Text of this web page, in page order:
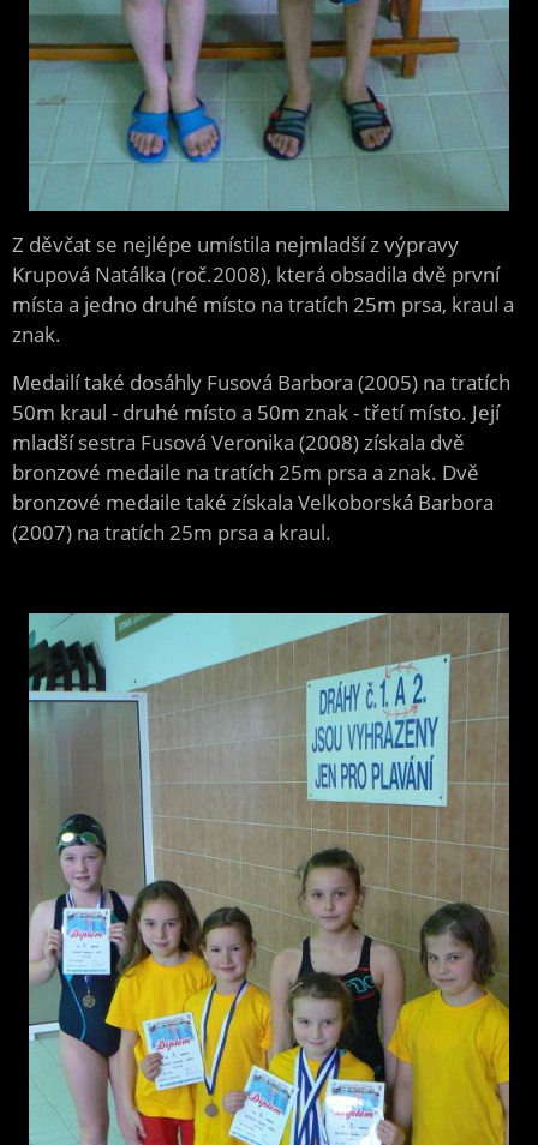
Z děvčat se nejlépe umístila nejmladší z výpravy
Krupová Natálka (roč.2008), která obsadila dvě první
místa a jedno druhé místo na tratích 25m prsa, kraul a
znak.
Medailí také dosáhly Fusová Barbora (2005) na tratích
50m kraul - druhé místo a 50m znak - třetí místo. Její
mladší sestra Fusová Veronika (2008) získala dvě
bronzové medaile na tratích 25m prsa a znak. Dvě
bronzové medaile také získala Velkoborská Barbora
(2007) na tratích 25m prsa a kraul.